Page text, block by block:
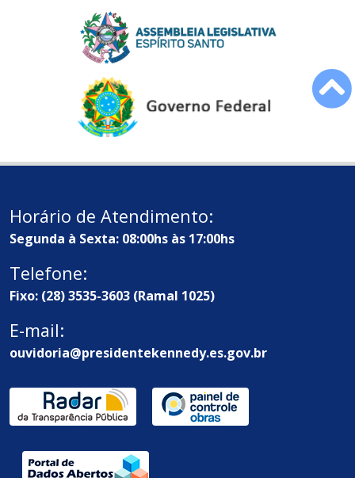
Horário de Atendimento:
Segunda à Sexta: 08:00hs às 17:00hs
Telefone:
Fixo: (28) 3535-3603 (Ramal 1025)
E-mail:
ouvidoria@presidentekennedy.es.gov.br